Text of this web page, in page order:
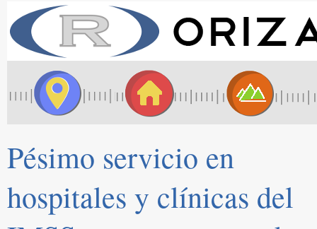
Pésimo servicio en
hospitales y clínicas del